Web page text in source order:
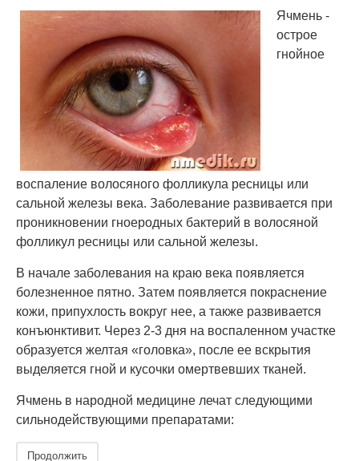
Ячмень -
острое
гнойное
воспаление волосяного фолликула ресницы или
сальной железы века. Заболевание развивается при
проникновении гноеродных бактерий в волосяной
фолликул ресницы или сальной железы.
В начале заболевания на краю века появляется
болезненное пятно. Затем появляется покраснение
кожи, припухлость вокруг нее, а также развивается
конъюнктивит. Через 2-3 дня на воспаленном участке
образуется желтая «головка», после ее вскрытия
выделяется гной и кусочки омертвевших тканей.
Ячмень в народной медицине лечат следующими
сильнодействующими препаратами:
Продолжить